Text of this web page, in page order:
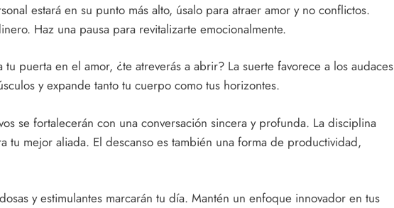
estará en su punto más alto, úsalo para atraer amor y no conflictos.
Haz una pausa para revitalizarte emocionalmente.
tu puerta en el amor, ¿te atreverás a abrir? La suerte favorece a los audaces
y expande tanto tu cuerpo como tus horizontes.
se fortalecerán con una conversación sincera y profunda. La disciplina
tu mejor aliada. El descanso es también una forma de productividad,
y estimulantes marcarán tu día. Mantén un enfoque innovador en tus